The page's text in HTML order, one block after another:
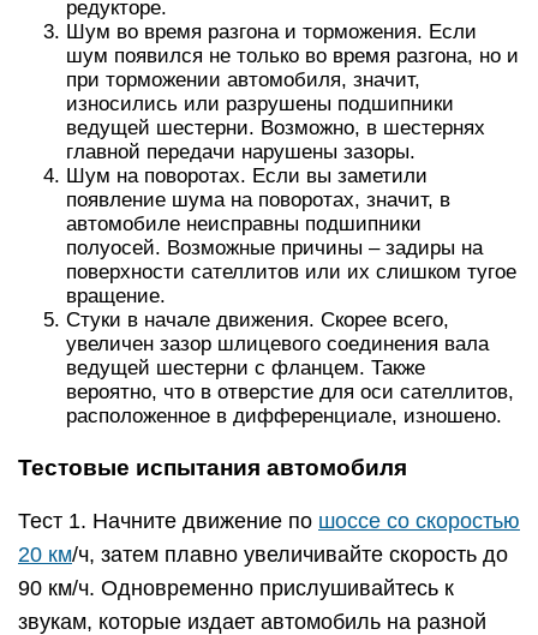
редукторе.
Шум во время разгона и торможения. Если
шум появился не только во время разгона, но и
при торможении автомобиля, значит,
износились или разрушены подшипники
ведущей шестерни. Возможно, в шестернях
главной передачи нарушены зазоры.
Шум на поворотах. Если вы заметили
появление шума на поворотах, значит, в
автомобиле неисправны подшипники
полуосей. Возможные причины – задиры на
поверхности сателлитов или их слишком тугое
вращение.
Стуки в начале движения. Скорее всего,
увеличен зазор шлицевого соединения вала
ведущей шестерни с фланцем. Также
вероятно, что в отверстие для оси сателлитов,
расположенное в дифференциале, изношено.
Тестовые испытания автомобиля
Тест 1. Начните движение по шоссе со скоростью
20 км/ч, затем плавно увеличивайте скорость до
90 км/ч. Одновременно прислушивайтесь к
звукам, которые издает автомобиль на разной